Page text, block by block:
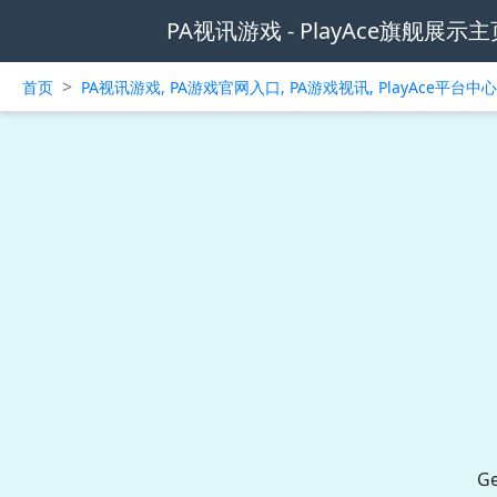
PA视讯游戏 - PlayAce旗舰展示主
首页 > PA视讯游戏, PA游戏官网入口, PA游戏视讯, PlayAce平台中